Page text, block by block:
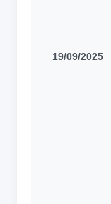
19/09/2025